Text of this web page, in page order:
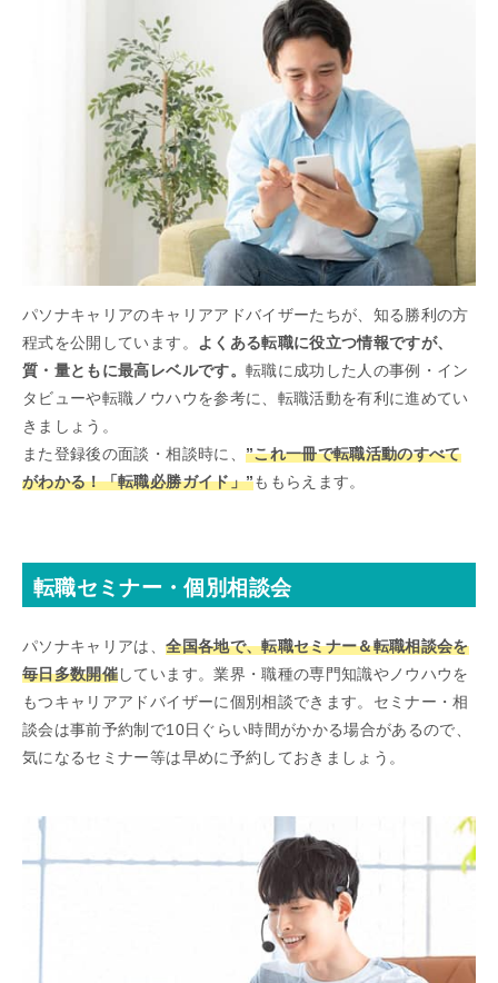
パソナキャリアのキャリアアドバイザーたちが、知る勝利の方
程式を公開しています。
よくある転職に役立つ情報ですが、
質・量ともに最高レベルです。 転職に成功した人の事例・イン
タビューや転職ノウハウを参考に、転職活動を有利に進めてい
きましょう。
また登録後の面談・相談時に、 ”これ一冊で転職活動のすべて
がわかる！「転職必勝ガイド」”ももらえます。
転職セミナー・個別相談会
パソナキャリアは、全国各地で、転職セミナー＆転職相談会を
毎日多数開催しています。業界・職種の専門知識やノウハウを
もつキャリアアドバイザーに個別相談できます。セミナー・相
談会は事前予約制で10日ぐらい時間がかかる場合があるので、
気になるセミナー等は早めに予約しておきましょう。